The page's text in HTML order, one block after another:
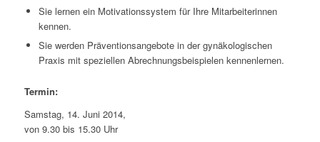
Sie lernen ein Motivationssystem für Ihre Mitarbeiterinnen
kennen.
Sie werden Präventionsangebote in der gynäkologischen
Praxis mit speziellen Abrechnungsbeispielen kennenlernen.
Termin:
Samstag, 14. Juni 2014,
von 9.30 bis 15.30 Uhr